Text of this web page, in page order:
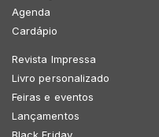
Agenda
Cardápio
Revista Impressa
Livro personalizado
Feiras e eventos
Lançamentos
Black Friday